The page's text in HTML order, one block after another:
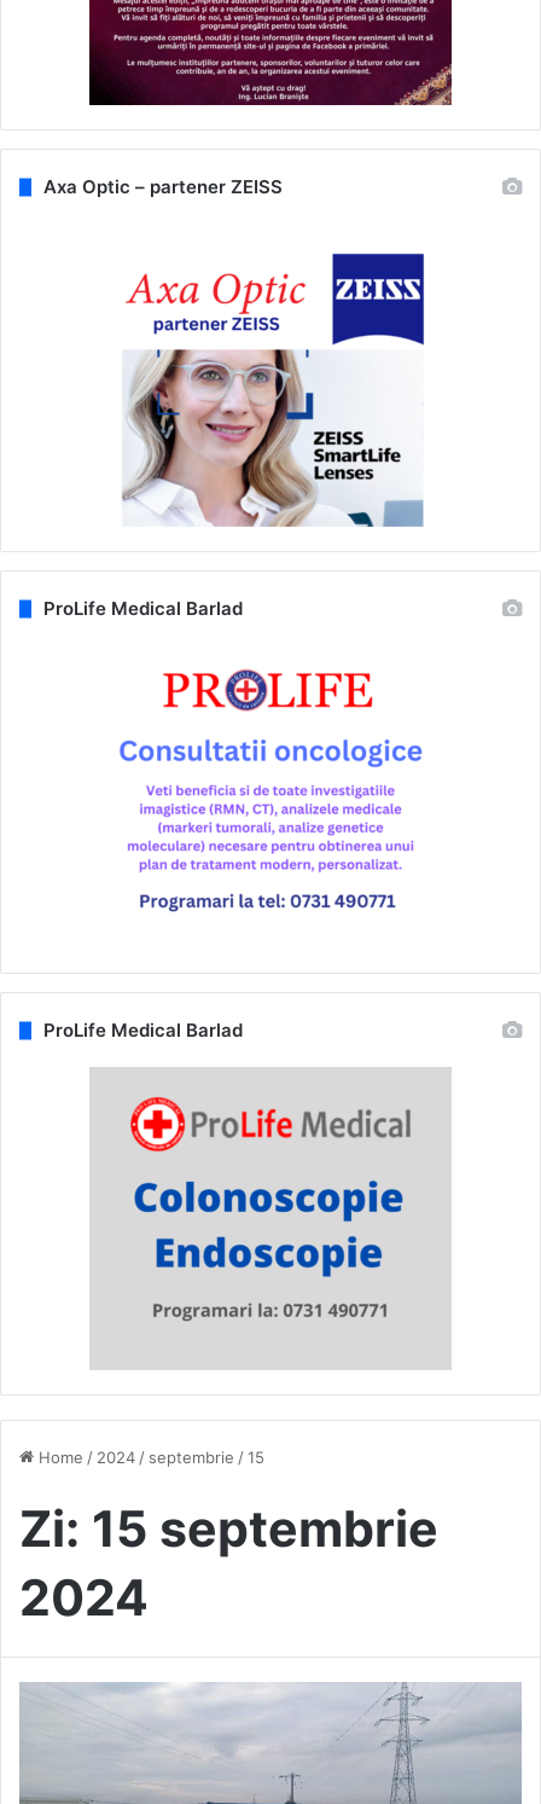
Home / 2024 / septembrie /15
Zi: 15 septembrie
2024
Axa Optic – partener ZEISS
ProLife Medical Barlad
ProLife Medical Barlad